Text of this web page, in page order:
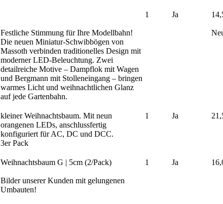
Festliche Stimmung für Ihre Modellbahn!
Die neuen Miniatur-Schwibbögen von
Massoth verbinden traditionelles Design mit
moderner LED-Beleuchtung. Zwei
detailreiche Motive – Dampflok mit Wagen
und Bergmann mit Stolleneingang – bringen
warmes Licht und weihnachtlichen Glanz
auf jede Gartenbahn.
1 Ja
kleiner Weihnachtsbaum. Mit neun
orangenen LEDs, anschlussfertig
konfiguriert für AC, DC und DCC.
3er Pack
1 Ja
Weihnachtsbaum G | 5cm (2/Pack)
Bilder unserer Kunden mit gelungenen
Umbauten!
1 Ja